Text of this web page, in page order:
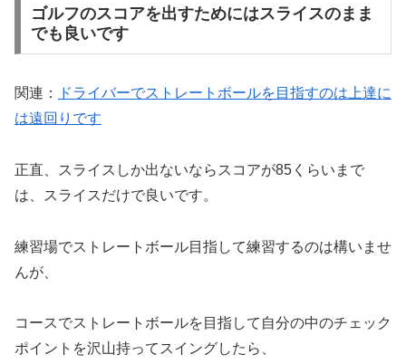
ゴルフのスコアを出すためにはスライスのまま
でも良いです
関連：
ドライバーでストレートボールを目指すのは上達に
は遠回りです
正直、スライスしか出ないならスコアが85くらいまで
は、スライスだけで良いです。
練習場でストレートボール目指して練習するのは構いませ
んが、
コースでストレートボールを目指して自分の中のチェック
ポイントを沢山持ってスイングしたら、